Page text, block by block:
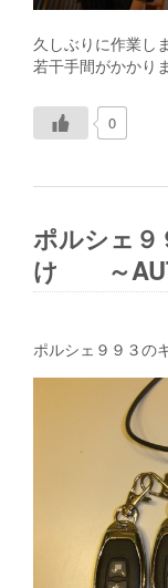
久しぶりに作業し
若干手間がかかり
0
ポルシェ
け ～
ポルシェ９９３の